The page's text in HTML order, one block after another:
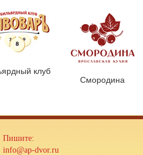
клуб
Смородина
Пишите:
info@ap-dvor.ru